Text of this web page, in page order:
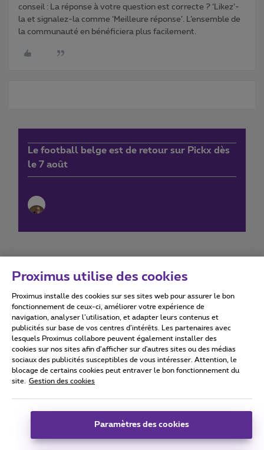
conseil : La réponse à votre question est correcte ? ‘Likez’-
la et signalez-la comme ‘Meilleure réponse’. L’ensemble de
la communauté en bénéficiera plus facilement.
Le football belge est de retour sur Pickx dès
le 7 août
Conditions d'utilisation Accessibility statement
Tous droits réservés. © 2026 Proximus
Conditions générales, info consommateur
Coordonnées de l’entreprise
Boulevard du Roi Albert II 27 - B-1030 Bruxelles.
Proximus utilise des cookies
Proximus installe des cookies sur ses sites web pour assurer le bon
fonctionnement de ceux-ci, améliorer votre expérience de
navigation, analyser l’utilisation, et adapter leurs contenus et
publicités sur base de vos centres d’intérêts. Les partenaires avec
lesquels Proximus collabore peuvent également installer des
cookies sur nos sites afin d’afficher sur d'autres sites ou des médias
sociaux des publicités susceptibles de vous intéresser. Attention, le
blocage de certains cookies peut entraver le bon fonctionnement du
site.
Gestion des cookies
Paramètres des cookies